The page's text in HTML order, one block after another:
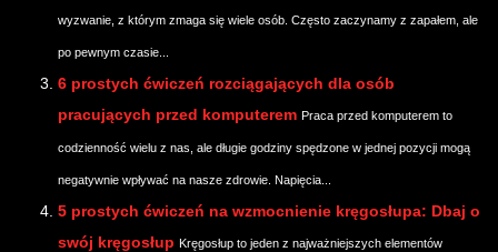
wyzwanie, z którym zmaga się wiele osób. Często zaczynamy z zapałem, ale
po pewnym czasie...
6 prostych ćwiczeń rozciągających dla osób
pracujących przed komputerem Praca przed komputerem to
codzienność wielu z nas, ale długie godziny spędzone w jednej pozycji mogą
negatywnie wpływać na nasze zdrowie. Napięcia...
5 prostych ćwiczeń na wzmocnienie kręgosłupa: Dbaj o
swój kręgosłup Kręgosłup to jeden z najważniejszych elementów